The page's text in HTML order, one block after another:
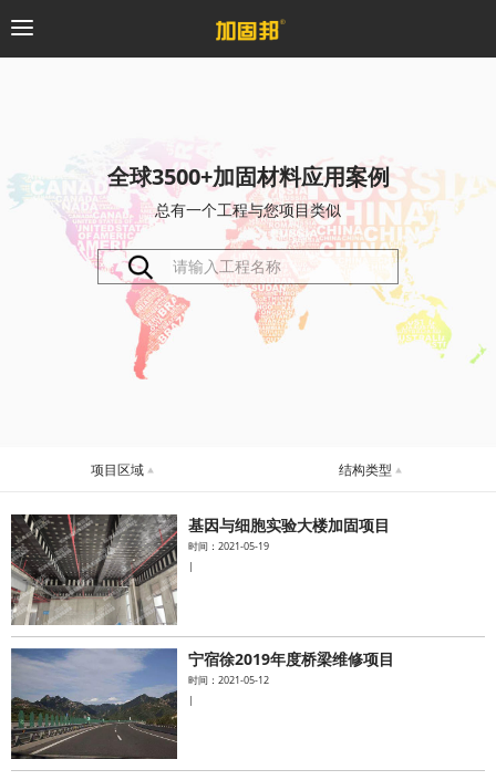
粘钢加固系统
预应力系统
桥梁支座系统
水泥基系统
新能源系统
案例中心
全球3500+加固材料应用案例
总有一个工程与您项目类似
项目区域 结构类型
基因与细胞实验大楼加固项目
时间：2021-05-19
|
宁宿徐2019年度桥梁维修项目
时间：2021-05-12
|